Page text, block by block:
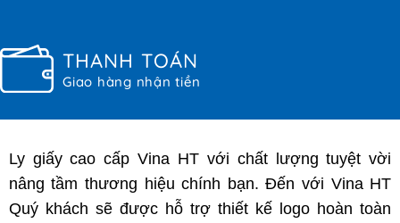
THANH TOÁN
Giao hàng nhận tiền
Ly giấy cao cấp Vina HT với chất lượng tuyệt vời
nâng tầm thương hiệu chính bạn. Đến với Vina HT
Quý khách sẽ được hỗ trợ thiết kế logo hoàn toàn